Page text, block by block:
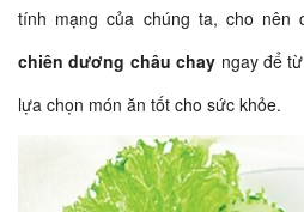
tính mạng của chúng ta, cho nên
chiên dương châu chay ngay để
lựa chọn món ăn tốt cho sức khỏe.